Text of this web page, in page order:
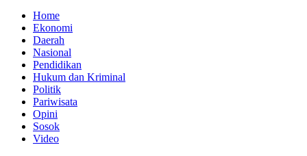
Home
Ekonomi
Daerah
Nasional
Pendidikan
Hukum dan Kriminal
Politik
Pariwisata
Opini
Sosok
Video